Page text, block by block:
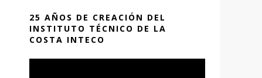
25 AÑOS DE CREACIÓN DEL
INSTITUTO TÉCNICO DE LA
COSTA INTECO